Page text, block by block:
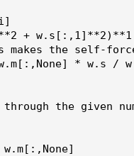
+
makes the self-
* w.s /
the given